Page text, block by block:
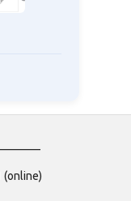
(online)